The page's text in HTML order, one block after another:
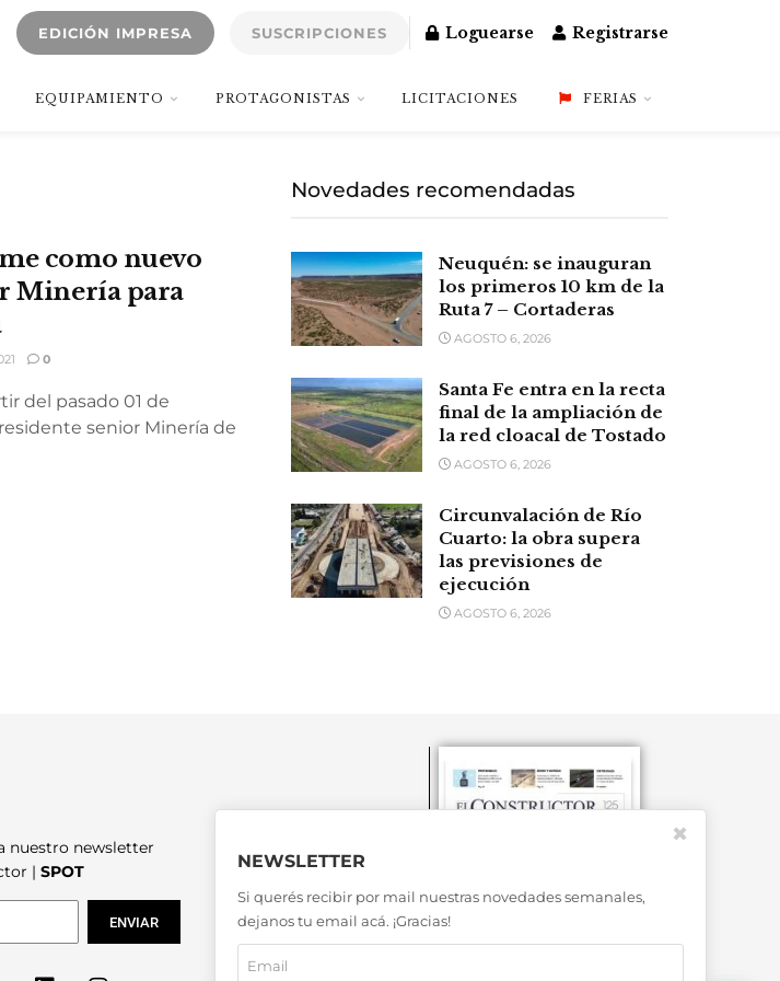
EDICIÓN IMPRESA SUSCRIPCIONES Loguearse Registrarse
EQUIPAMIENTO PROTAGONISTAS LICITACIONES FERIAS
como nuevo
Minería para
0
del pasado 01 de
senior Minería de
Novedades recomendadas
Neuquén: se inauguran
los primeros 10 km de la
Ruta 7 – Cortaderas
AGOSTO 6, 2026
Santa Fe entra en la recta
final de la ampliación de
la red cloacal de Tostado
AGOSTO 6, 2026
Circunvalación de Río
Cuarto: la obra supera
las previsiones de
ejecución
AGOSTO 6, 2026
nuestro newsletter
| SPOT
ENVIAR
NEWSLETTER
Si querés recibir por mail nuestras novedades semanales,
dejanos tu email acá. ¡Gracias!
✖